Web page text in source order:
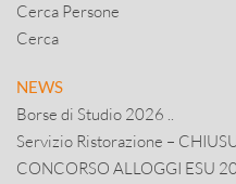
Cerca Persone
Cerca
NEWS
Borse di Studio 2026 ..
Servizio Ristorazione –
CONCORSO ALLOGGI ESU